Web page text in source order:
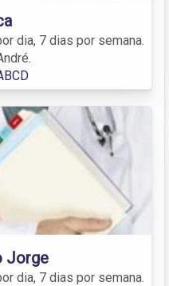
dia, 7 dias por semana.
Jorge
dia, 7 dias por semana.